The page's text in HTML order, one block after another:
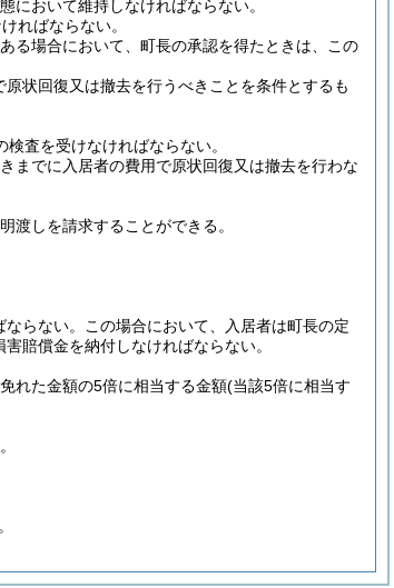
において維持しなければならない。
ればならない。
る場合において、町長の承認を得たときは、この
状回復又は撤去を行うべきことを条件とするも
査を受けなければならない。
までに入居者の費用で原状回復又は撤去を行わな
渡しを請求することができる。
らない。
この場合において、入居者は町長の定
賠償金を納付しなければならない。
れた金額の5倍に相当する金額(当該5倍に相当す